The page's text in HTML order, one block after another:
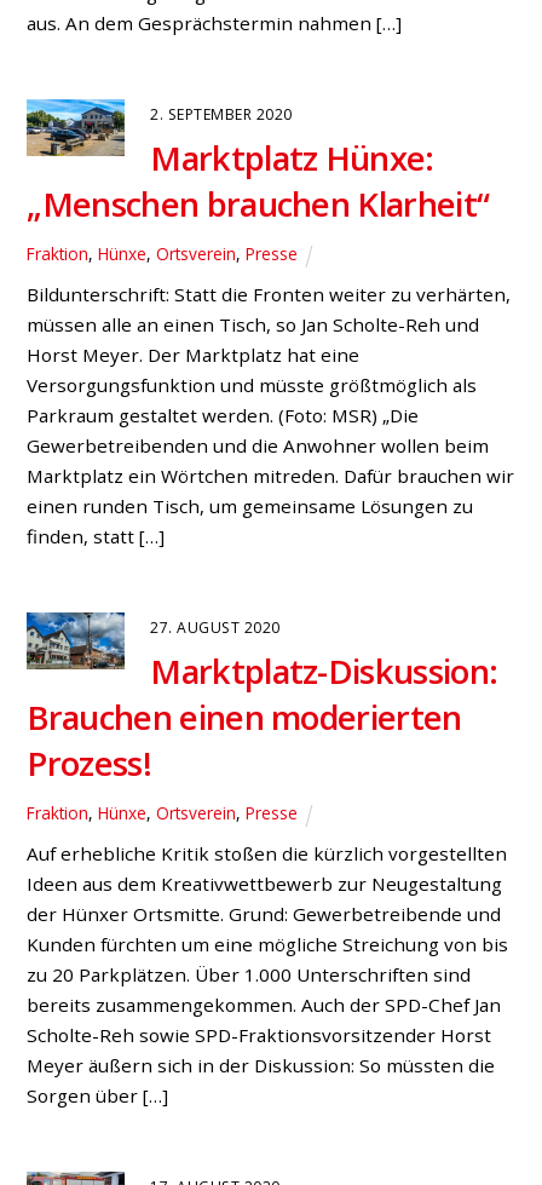
Hünxer Sozialdemokraten damals selbstgenähte
Community-Masken gegen eine kleine freiwillige
hochwertig und liebevoll genähten Masken von der
Bucholtwelmer Schneiderin Erika Kochheim in
Windeseile vergriffen und so kamen bei den
Verteilaktionen […]
Amprion –
Schmerzgrenze erreicht: Keine
weitere Trasse in Drevenack
Bucholtwelmen Drevenack
Jetzt Einspruch einlegen! Die SPD-Ratskandidaten für
Drevenack Waltraud Schilling, Mendina Scholte-Reh
Ausbau der Gleichstromverbindung A-Nord zwischen
Emden-Ost und Osterath voran. Drei mögliche
Trassenverläufe für die Windstromverbindung stehen
derzeit zur Auswahl. Das Unternehmen bevorzugt
einen Trassenverlauf mit Rheinquerung bei Rees bei
[…]
Verkehrszählung:
12.293 Fahrzeuge am
Tenderingsweg / Schwarzen
Weg
Bruckhausen, Bucholtwelmen
Am Tenderingsweg: (v.l.) Horst Meyer, Thorben